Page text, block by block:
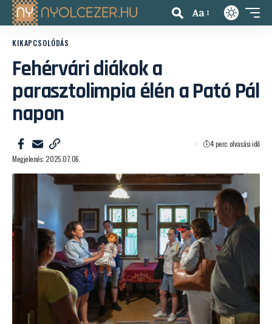
Aa
KIKAPCSOLÓDÁS
Fehérvári diákok a
parasztolimpia élén a Pató Pál
napon
Megjelenés: 2025.07.06.
4 perc olvasási idő